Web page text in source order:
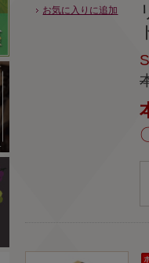
お気に入りに追加